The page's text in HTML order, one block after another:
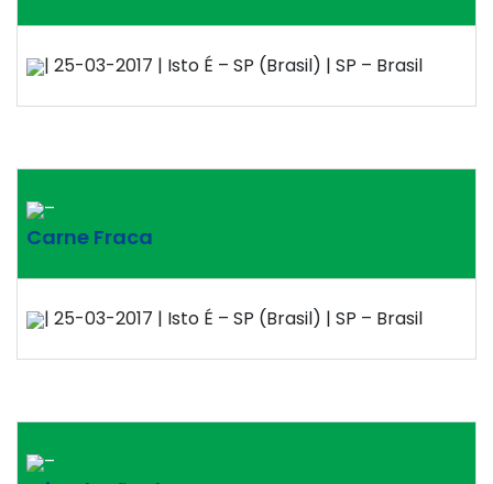
| 25-03-2017 | Isto É – SP (Brasil) | SP – Brasil
–
Carne Fraca
| 25-03-2017 | Isto É – SP (Brasil) | SP – Brasil
–